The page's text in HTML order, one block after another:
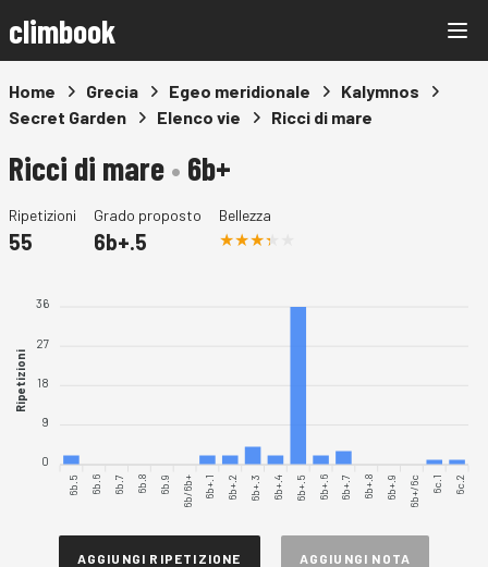
climbook
Home Grecia Egeo meridionale
Kalymnos
Secret Garden
Elenco vie Ricci di mare
Ricci di mare• 6b+
Ripetizioni
55
Grado proposto
6b+.5
Bellezza
36
27
18
9
0
Ripetizioni
6b.5 6b.6 6b.7 6b.8 6b.9 6b/6b+ 6b+.1 6b+.2 6b+.3 6b+.4 6b+.5 6b+.6 6b+.7 6b+.8 6b+.9 6b+/6c 6c.1 6c.2
AGGIUNGI RIPETIZIONE AGGIUNGI NOTA